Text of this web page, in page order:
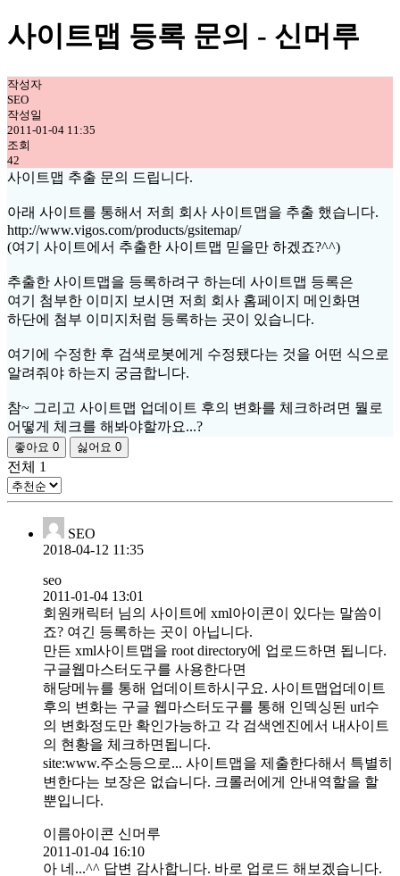
사이트맵 등록 문의 - 신머루
작성자
SEO
작성일
2011-01-04 11:35
조회
42
사이트맵 추출 문의 드립니다.
아래 사이트를 통해서 저희 회사 사이트맵을 추출 했습니다.
http://www.vigos.com/products/gsitemap/
(여기 사이트에서 추출한 사이트맵 믿을만 하겠죠?^^)
추출한 사이트맵을 등록하려구 하는데 사이트맵 등록은
여기 첨부한 이미지 보시면 저희 회사 홈페이지 메인화면
하단에 첨부 이미지처럼 등록하는 곳이 있습니다.
여기에 수정한 후 검색로봇에게 수정됐다는 것을 어떤 식으로
알려줘야 하는지 궁금합니다.
참~ 그리고 사이트맵 업데이트 후의 변화를 체크하려면 뭘로
어떻게 체크를 해봐야할까요...?
좋아요 0 싫어요 0
전체 1
SEO
2018-04-12 11:35
seo
2011-01-04 13:01
회원캐릭터 님의 사이트에 xml아이콘이 있다는 말씀이
죠? 여긴 등록하는 곳이 아닙니다.
만든 xml사이트맵을 root directory에 업로드하면 됩니다.
구글웹마스터도구를 사용한다면
해당메뉴를 통해 업데이트하시구요. 사이트맵업데이트
후의 변화는 구글 웹마스터도구를 통해 인덱싱된 url수
의 변화정도만 확인가능하고 각 검색엔진에서 내사이트
의 현황을 체크하면됩니다.
site:www.주소등으로... 사이트맵을 제출한다해서 특별히
변한다는 보장은 없습니다. 크롤러에게 안내역할을 할
뿐입니다.
이름아이콘 신머루
2011-01-04 16:10
아 네...^^ 답변 감사합니다. 바로 업로드 해보겠습니다.